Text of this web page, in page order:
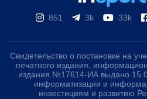
851 3k 33k
Свидетельство о постановке на
печатного издания,
издания №17614-ИА выдано
информатизации и
инвестициям и развитию